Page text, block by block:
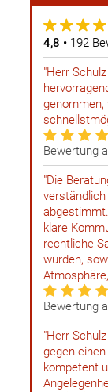
4,8 • 192
"Herr
Bewertung
"Die
klare
rechtliche
wurden,
Bewertung
"Herr
gegen
kompetent